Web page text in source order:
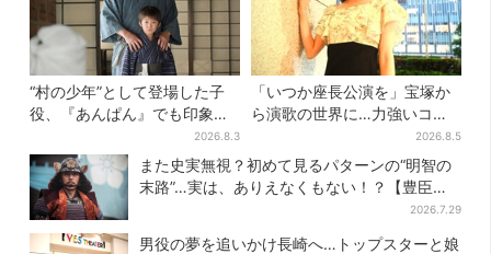
“村の少年”として登場した子
役、『あんぱん』でも印象的
だった…視聴者驚き「どうり
で演技上手だと」
2026.8.3
「いつか座長公演を」宝塚か
ら演歌の世界に…力強いコブ
シで聴かせる有沙瞳の目指す
道とは
2026.8.5
また史実無視？初めて見るパターンの“明智の
末路”…実は、ありえなくもない！？【豊臣兄
2026.7.29
男役の夢を追いかけ長崎へ…トップスターと娘